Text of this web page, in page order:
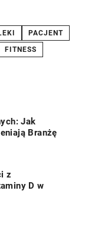
PACJENT
FITNESS
Jak
Branżę
z
D w